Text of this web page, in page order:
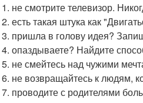
1. не смотрите телевизор.
2. есть такая штука как
3. пришла в голову идея?
4. опаздываете? Найдите
5. не смейтесь над чужими
6. не возвращайтесь к людям,
7. проводите с родителями